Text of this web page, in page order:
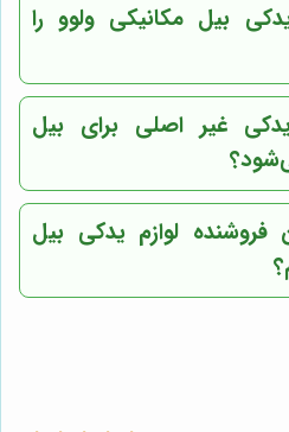
بیل مکانیکی ولوو را
یدکی غیر اصلی برای بیل
فروشنده لوازم یدکی بیل